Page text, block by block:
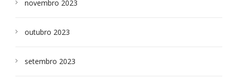
novembro 2023
outubro 2023
setembro 2023